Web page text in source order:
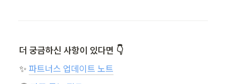
더 궁금하신 사항이 있다면 👇
✨ 파트너스 업데이트 노트